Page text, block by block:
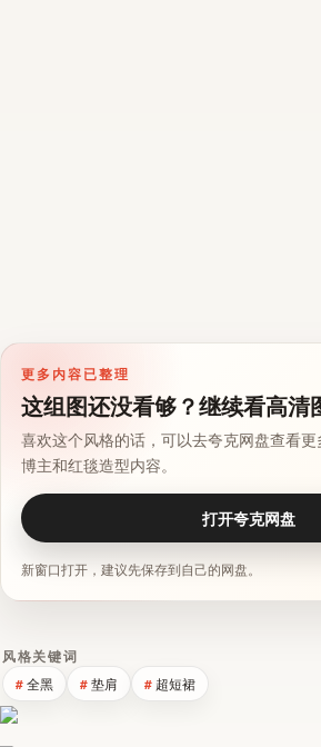
更多内容已整理
这组图还没看够？继续看高清
喜欢这个风格的话，可以去夸克网盘查看
博主和红毯造型内容。
打开夸克网盘
新窗口打开，建议先保存到自己的网盘。
风格关键词
全黑 垫肩 超短裙